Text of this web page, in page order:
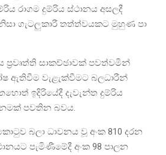
රාගම දුම්රිය ස්ථානය අසලදී
ගැටලුකාරී තත්ත්වයකට මුහුණ පා
ප්‍රවෘත්ති සාකච්ඡාවක් පවත්වමින්
ඇතිවීම වැළැක්වීමට බලධාරීන්
ඉදිරියේදී දැවැන්ත දුම්රිය
පවතින බවය.
බලා ධාවනය වූ අංක 810 දරන
පැමිණීමේදී අංක 98 පාලන